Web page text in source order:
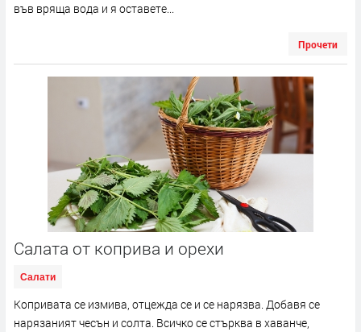
във вряща вода и я оставете...
Прочети
Салата от коприва и орехи
Салати
Копривата се измива, отцежда се и се нарязва. Добавя се
нарязаният чесън и солта. Всичко се стърква в хаванче,